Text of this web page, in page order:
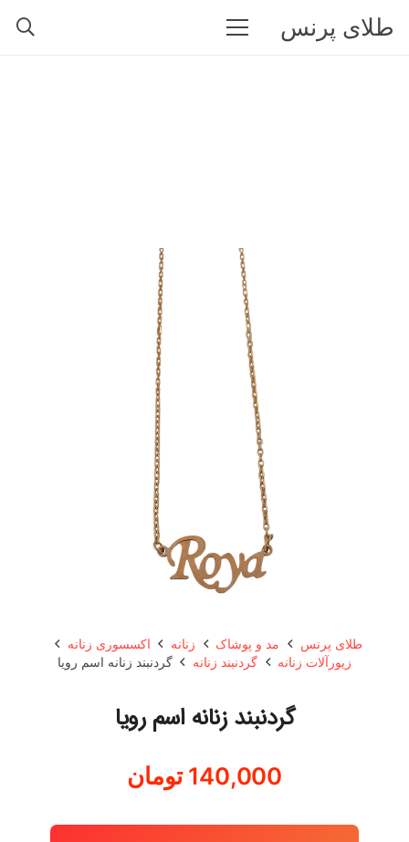
طلای پرنس
طلای پرنس مد و پوشاک زنانه
اکسسوری زنانه
زیورآلات زنانه
گردنبند زنانه گردنبند زنانه اسم رویا
گردنبند زنانه اسم رویا
140,000 تومان